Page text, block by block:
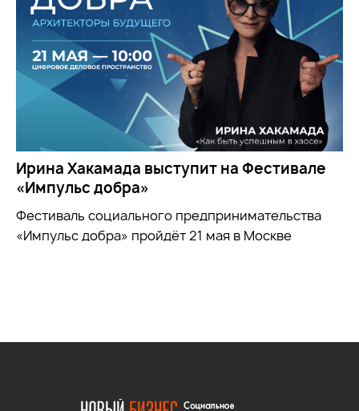
Ирина Хакамада выступит на Фестивале
«Импульс добра»
Фестиваль социального предпринимательства
«Импульс добра» пройдёт 21 мая в Москве